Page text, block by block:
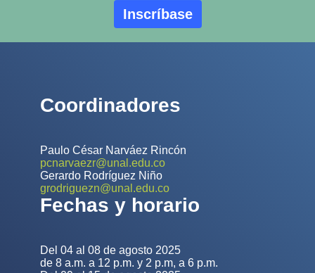
Inscríbase
Coordinadores
Paulo César Narváez Rincón
pcnarvaezr@unal.edu.co
Gerardo Rodríguez Niño
grodriguezn@unal.edu.co
Fechas y horario
Del 04 al 08 de agosto 2025
de 8 a.m. a 12 p.m. y 2 p.m, a 6 p.m.